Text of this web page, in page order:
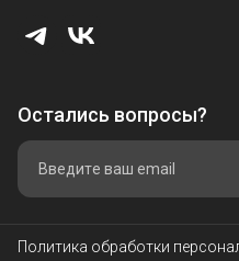
Остались вопросы?
Политика обработки